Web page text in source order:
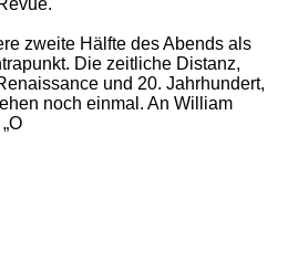
zweite Hälfte des Abends als
Die zeitliche Distanz,
und 20. Jahrhundert,
noch einmal. An William